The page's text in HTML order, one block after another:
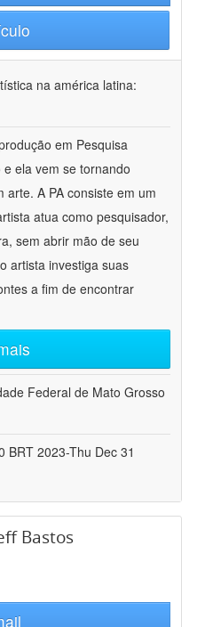
na américa latina:
em Pesquisa
ela vem se tornando
A PA consiste em um
atua como pesquisador,
sem abrir mão de seu
artista investiga suas
a fim de encontrar
Federal de Mato Grosso
BRT 2023-Thu Dec 31
Bastos